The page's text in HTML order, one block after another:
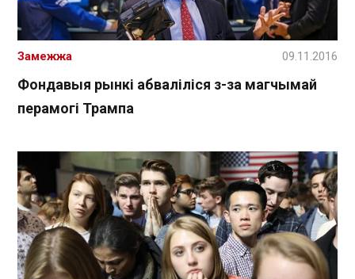
Фондавыя рынкі абваліліся з-за магчымай
перамогі Трампа
Замежжа 09.11.2016